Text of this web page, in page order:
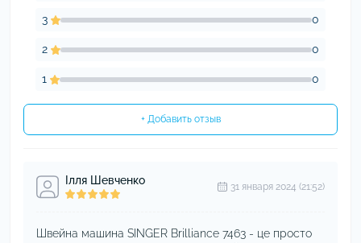
3 0
2 0
1 0
+ Добавить отзыв
Ілля Шевченко 31 января 2024 (21:52)
Швейна машина SINGER Brilliance 7463 - це просто